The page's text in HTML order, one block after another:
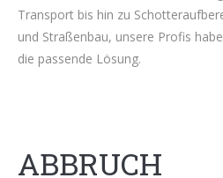
Transport bis hin zu
und Straßenbau, unsere Profis
die passende Lösung.
ABBRUCH